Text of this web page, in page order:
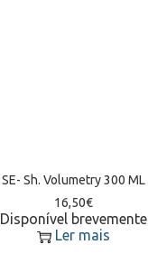
SE- Sh. Volumetry 300 ML
16,50€
Disponível brevemente
Ler mais